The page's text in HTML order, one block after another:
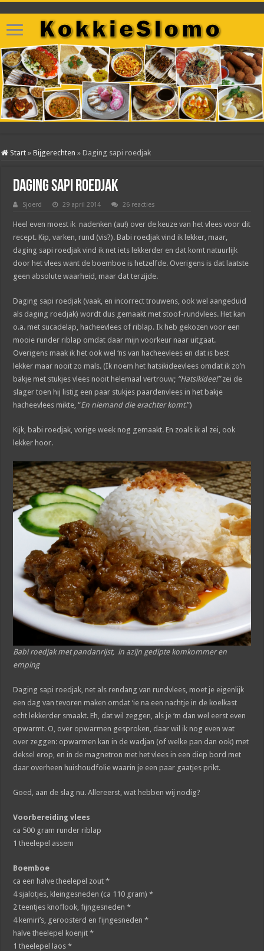
Start » Bijgerechten » Daging sapi roedjak
Daging sapi roedjak
Sjoerd 29 april 2014 26 reacties
Heel even moest ik nadenken (au!) over de keuze van het vlees voor dit
recept. Kip, varken, rund (vis?). Babi roedjak vind ik lekker, maar,
daging sapi roedjak vind ik net iets lekkerder en dat komt natuurlijk
door het vlees want de boemboe is hetzelfde. Overigens is dat laatste
geen absolute waarheid, maar dat terzijde.
Daging sapi roedjak (vaak, en incorrect trouwens, ook wel aangeduid
als daging roedjak) wordt dus gemaakt met stoof-rundvlees. Het kan
o.a. met sucadelap, hacheevlees of riblap. Ik heb gekozen voor een
mooie runder riblap omdat daar mijn voorkeur naar uitgaat.
Overigens maak ik het ook wel ‘ns van hacheevlees en dat is best
lekker maar nooit zo mals. (Ik noem het hatsikideevlees omdat ik zo’n
bakje met stukjes vlees nooit helemaal vertrouw; “Hatsikidee!”zei de
slager toen hij listig een paar stukjes paardenvlees in het bakje
hacheevlees mikte, “En niemand die erachter komt.”)
Kijk, babi roedjak, vorige week nog gemaakt. En zoals ik al zei, ook
lekker hoor.
Babi roedjak met pandanrijst, in azijn gedipte komkommer en
emping
Daging sapi roedjak, net als rendang van rundvlees, moet je eigenlijk
een dag van tevoren maken omdat ‘ie na een nachtje in de koelkast
echt lekkerder smaakt. Eh, dat wil zeggen, als je ‘m dan wel eerst even
opwarmt. O, over opwarmen gesproken, daar wil ik nog even wat
over zeggen: opwarmen kan in de wadjan (of welke pan dan ook) met
deksel erop, en in de magnetron met het vlees in een diep bord met
daar overheen huishoudfolie waarin je een paar gaatjes prikt.
Goed, aan de slag nu. Allereerst, wat hebben wij nodig?
Voorbereiding vlees
ca 500 gram runder riblap
1 theelepel assem
Boemboe
ca een halve theelepel zout *
4 sjalotjes, kleingesneden (ca 110 gram) *
2 teentjes knoflook, fijngesneden *
4 kemiri’s, geroosterd en fijngesneden *
halve theelepel koenjit *
1 theelepel laos *